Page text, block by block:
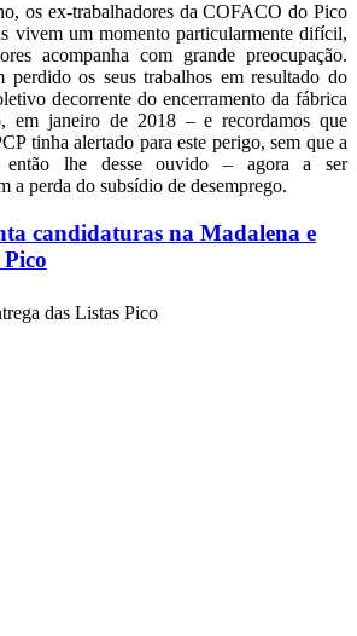
os ex-trabalhadores da COFACO do Pico
vivem um momento particularmente difícil,
acompanha com grande preocupação.
perdido os seus trabalhos em resultado do
decorrente do encerramento da fábrica
em janeiro de 2018 – e recordamos que
tinha alertado para este perigo, sem que a
então lhe desse ouvido – agora a ser
a perda do subsídio de desemprego.
candidaturas na Madalena e